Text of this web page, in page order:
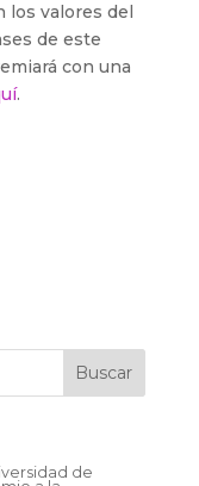
los valores del
de este
con una
.
de